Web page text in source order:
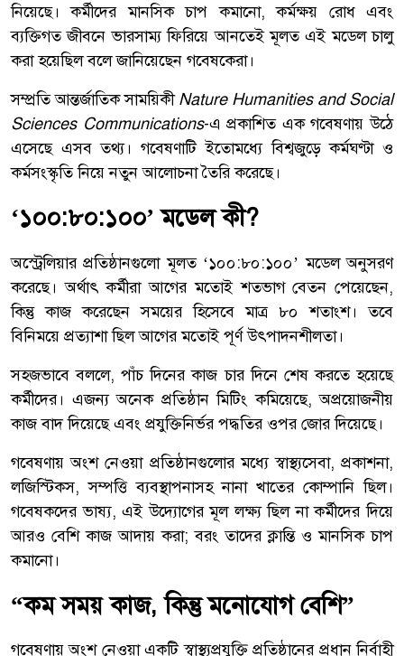
নিয়েছে। কর্মীদের মানসিক চাপ কমানো, কর্মক্ষয় রোধ এবং
ব্যক্তিগত জীবনে ভারসাম্য ফিরিয়ে আনতেই মূলত এই মডেল চালু
করা হয়েছিল বলে জানিয়েছেন গবেষকেরা।
সম্প্রতি আন্তর্জাতিক সাময়িকীNature Humanities and Social
Sciences Communications-এ প্রকাশিত এক গবেষণায় উঠে
এসেছে এসব তথ্য। গবেষণাটি ইতোমধ্যে বিশ্বজুড়ে কর্মঘণ্টা ও
কর্মসংস্কৃতি নিয়ে নতুন আলোচনা তৈরি করেছে।
‘১০০:৮০:১০০’ মডেল কী?
অস্ট্রেলিয়ার প্রতিষ্ঠানগুলো মূলত ‘১০০:৮০:১০০’ মডেল অনুসরণ
করেছে। অর্থাৎ কর্মীরা আগের মতোই শতভাগ বেতন পেয়েছেন,
কিন্তু কাজ করেছেন সময়ের হিসেবে মাত্র ৮০ শতাংশ। তবে
বিনিময়ে প্রত্যাশা ছিল আগের মতোই পূর্ণ উৎপাদনশীলতা।
সহজভাবে বললে, পাঁচ দিনের কাজ চার দিনে শেষ করতে হয়েছে
কর্মীদের। এজন্য অনেক প্রতিষ্ঠান মিটিং কমিয়েছে, অপ্রয়োজনীয়
কাজ বাদ দিয়েছে এবং প্রযুক্তিনির্ভর পদ্ধতির ওপর জোর দিয়েছে।
গবেষণায় অংশ নেওয়া প্রতিষ্ঠানগুলোর মধ্যে স্বাস্থ্যসেবা, প্রকাশনা,
লজিস্টিকস, সম্পত্তি ব্যবস্থাপনাসহ নানা খাতের কোম্পানি ছিল।
গবেষকদের ভাষ্য, এই উদ্যোগের মূল লক্ষ্য ছিল না কর্মীদের দিয়ে
আরও বেশি কাজ আদায় করা; বরং তাদের ক্লান্তি ও মানসিক চাপ
কমানো।
“কম সময় কাজ, কিন্তু মনোযোগ বেশি”
গবেষণায় অংশ নেওয়া একটি স্বাস্থ্যপ্রযুক্তি প্রতিষ্ঠানের প্রধান নির্বাহী